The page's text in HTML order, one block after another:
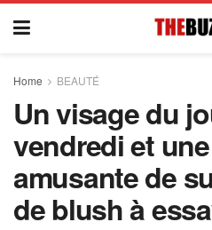
Home BEAUTÉ
Un visage du
vendredi et
amusante de
de blush à